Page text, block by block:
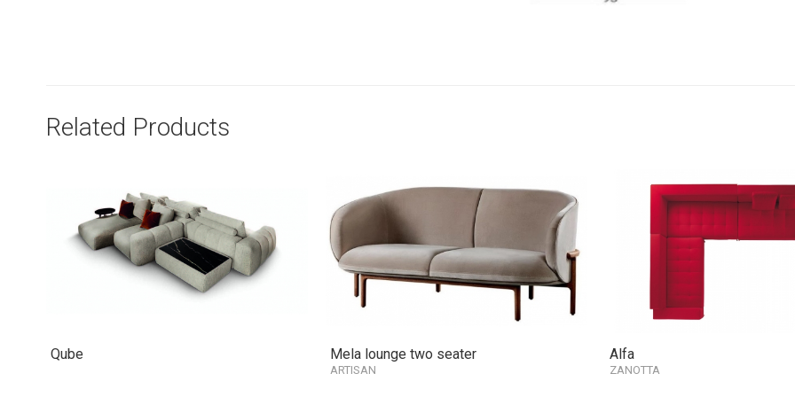
Related Products
Qube Mela lounge two seater
ARTISAN
Alfa
ZANOTTA